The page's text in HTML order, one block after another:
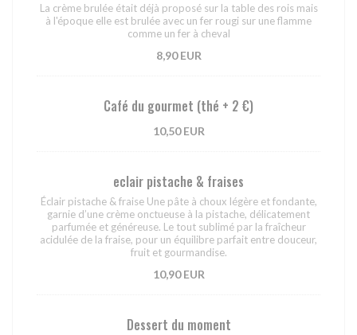
La crème brulée était déjà proposé sur la table des rois mais
à l'époque elle est brulée avec un fer rougi sur une flamme
comme un fer à cheval
8,90 EUR
Café du gourmet (thé + 2 €)
10,50 EUR
eclair pistache & fraises
Éclair pistache & fraise Une pâte à choux légère et fondante,
garnie d’une crème onctueuse à la pistache, délicatement
parfumée et généreuse. Le tout sublimé par la fraîcheur
acidulée de la fraise, pour un équilibre parfait entre douceur,
fruit et gourmandise.
10,90 EUR
Dessert du moment